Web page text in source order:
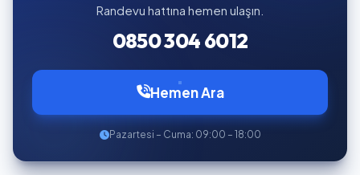
Randevu hattına hemen ulaşın.
0850 304 6012
Hemen Ara
Pazartesi – Cuma: 09:00 – 18:00